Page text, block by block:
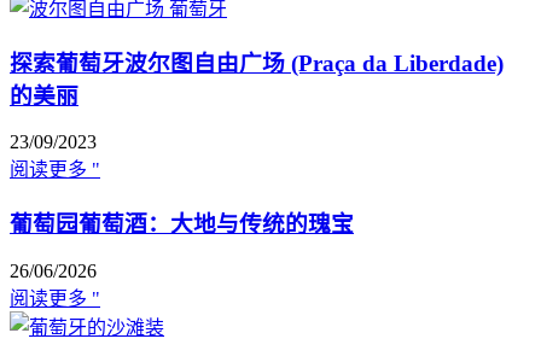
探索葡萄牙波尔图自由广场 (Praça da Liberdade)
的美丽
23/09/2023
阅读更多 "
葡萄园葡萄酒：大地与传统的瑰宝
26/06/2026
阅读更多 "